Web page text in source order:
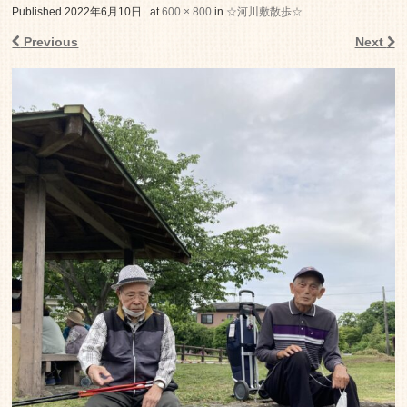
Published2022年6月10日 at600 × 800 in ☆河川敷散歩☆.
Previous Next